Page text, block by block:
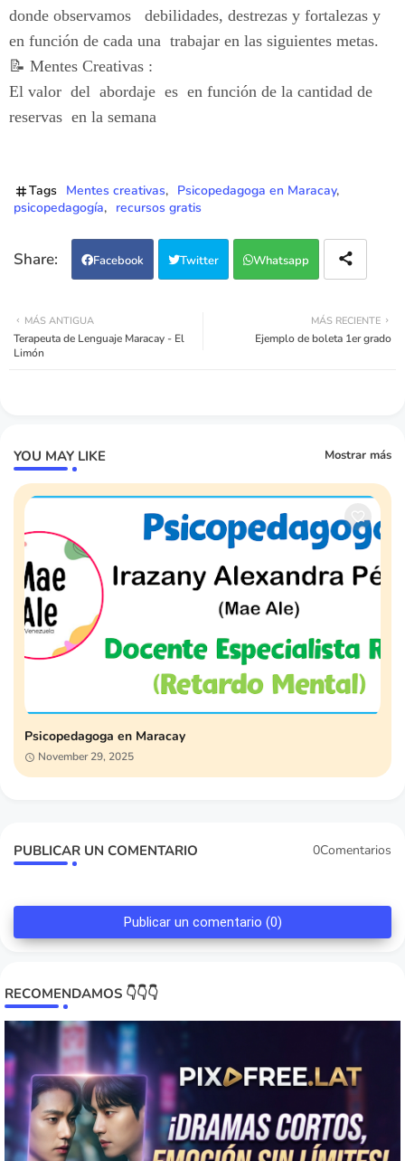
donde observamos debilidades, destrezas y fortalezas y
en función de cada una trabajar en las siguientes metas.
📝 Mentes Creativas :
El valor del abordaje es en función de la cantidad de
reservas en la semana
Tags Mentes creativas
Psicopedagoga en Maracay
psicopedagogía
recursos gratis
Facebook Twitter Whatsapp
MÁS RECIENTE
Ejemplo de boleta 1er grado
MÁS ANTIGUA
Terapeuta de Lenguaje Maracay - El
Limón
YOU MAY LIKE Mostrar más
Psicopedagoga en Maracay
November 29, 2025
PUBLICAR UN COMENTARIO 0Comentarios
Publicar un comentario (0)
RECOMENDAMOS 👇👇👇